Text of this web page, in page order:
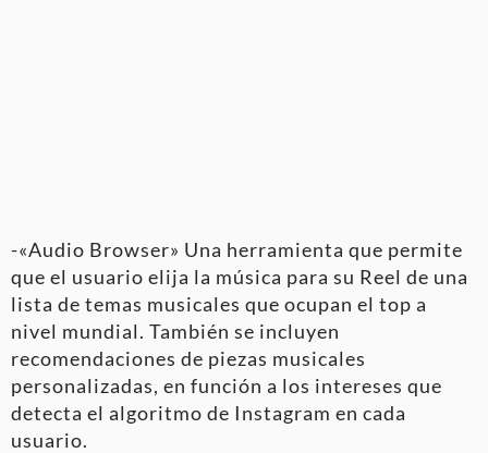
-«Audio Browser» Una herramienta que permite
que el usuario elija la música para su Reel de una
lista de temas musicales que ocupan el top a
nivel mundial. También se incluyen
recomendaciones de piezas musicales
personalizadas, en función a los intereses que
detecta el algoritmo de Instagram en cada
usuario.